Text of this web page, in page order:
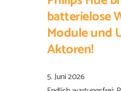
batterielose
Module und
Aktoren!
5. Juni 2026